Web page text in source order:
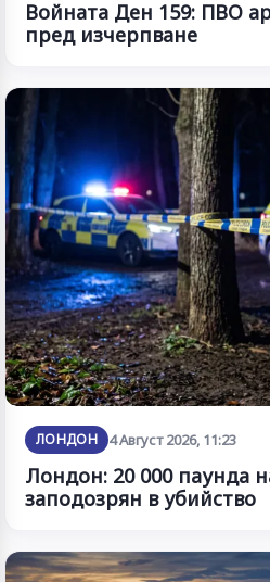
Войната Ден 159: ПВО
пред изчерпване
ЛОНДОН 4 Август 2026, 11:23
Лондон: 20 000 паунда
заподозрян в убийство